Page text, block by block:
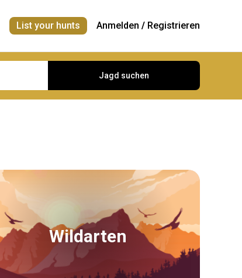
List your hunts Anmelden / Registrieren
Jagd suchen
Wildarten